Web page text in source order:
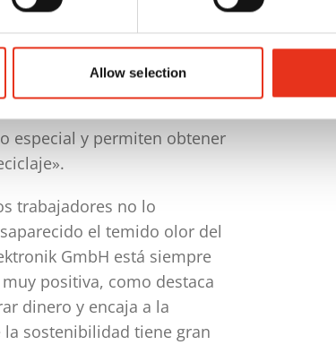
Allow selection
GmbH están
como nos cuenta Roland
necesitan mucho menos
el volumen de
con tanta frecuencia:
especial y permiten obtener
trabajadores no lo
el temido olor del
GmbH está siempre
positiva, como destaca
dinero y encaja a la
sostenibilidad tiene gran